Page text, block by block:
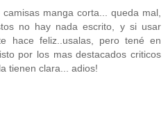
manga corta... queda mal,
no hay nada escrito, y si usar
hace feliz..usalas, pero tené en
por los mas destacados criticos
tienen clara... adios!